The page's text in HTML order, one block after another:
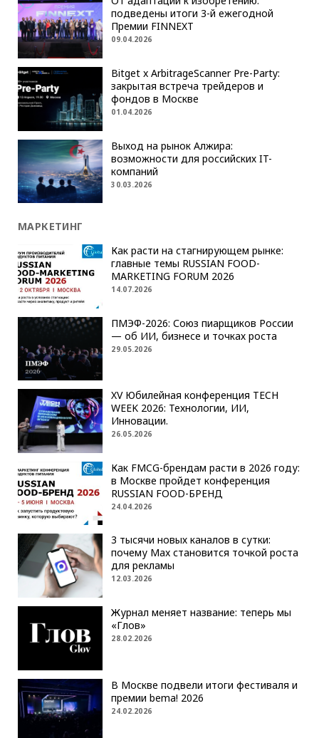
подведены итоги 3-й ежегодной
Премии FINNEXT
09.04.2026
Bitget x ArbitrageScanner Pre-Party:
закрытая встреча трейдеров и
фондов в Москве
01.04.2026
Выход на рынок Алжира:
возможности для российских IT-
компаний
30.03.2026
МАРКЕТИНГ
Как расти на стагнирующем рынке:
главные темы RUSSIAN FOOD-
MARKETING FORUM 2026
14.07.2026
ПМЭФ-2026: Союз пиарщиков России
— об ИИ, бизнесе и точках роста
29.05.2026
XV Юбилейная конференция TECH
WEEK 2026: Технологии, ИИ,
Инновации.
26.05.2026
Как FMCG-брендам расти в 2026 году:
в Москве пройдет конференция
RUSSIAN FOOD-БРЕНД
24.04.2026
3 тысячи новых каналов в сутки:
почему Max становится точкой роста
для рекламы
12.03.2026
Журнал меняет название: теперь мы
«Глов»
28.02.2026
В Москве подвели итоги фестиваля и
премии bema! 2026
24.02.2026